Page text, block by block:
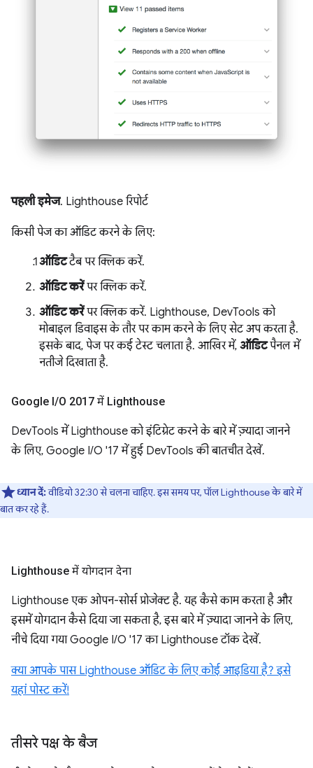
पहली इमेज. Lighthouse रिपोर्ट
किसी पेज का ऑडिट करने के लिए:
ऑडिटटैब पर क्लिक करें.
ऑडिट करेंपर क्लिक करें.
ऑडिट करेंपर क्लिक करें. Lighthouse, DevTools को
मोबाइल डिवाइस के तौर पर काम करने के लिए सेट अप करता है.
इसके बाद, पेज पर कई टेस्ट चलाता है. आखिर में, ऑडिटपैनल में
नतीजे दिखाता है.
Google I/O 2017 में Lighthouse
DevTools में Lighthouse को इंटिग्रेट करने के बारे में ज़्यादा जानने
के लिए, Google I/O '17 में हुई DevTools की बातचीत देखें.
ध्यान दें:वीडियो 32:30 से चलना चाहिए. इस समय पर, पॉल Lighthouse के बारे में
बात कर रहे हैं.
Lighthouse में योगदान देना
Lighthouse एक ओपन-सोर्स प्रोजेक्ट है. यह कैसे काम करता है और
इसमें योगदान कैसे दिया जा सकता है, इस बारे में ज़्यादा जानने के लिए,
नीचे दिया गया Google I/O '17 का Lighthouse टॉक देखें.
क्या आपके पास Lighthouse ऑडिट के लिए कोई आइडिया है? इसे
यहां पोस्ट करें!
तीसरे पक्ष के बैज